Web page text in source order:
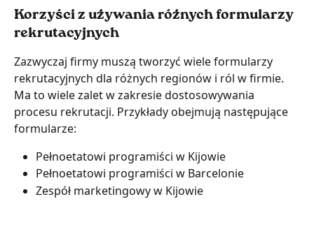
Korzyści z używania różnych formularzy
rekrutacyjnych
Zazwyczaj firmy muszą tworzyć wiele formularzy
rekrutacyjnych dla różnych regionów i ról w firmie.
Ma to wiele zalet w zakresie dostosowywania
procesu rekrutacji. Przykłady obejmują następujące
formularze:
Pełnoetatowi programiści w Kijowie
Pełnoetatowi programiści w Barcelonie
Zespół marketingowy w Kijowie